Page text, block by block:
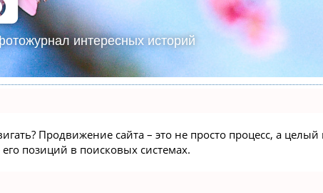
интересных историй
Продвижение сайта – это не просто процесс, а целый
позиций в поисковых системах.